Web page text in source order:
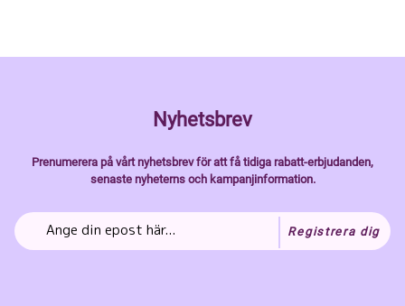
Nyhetsbrev
Prenumerera på vårt nyhetsbrev för att få tidiga rabatt-erbjudanden,
senaste nyheterns och kampanjinformation.
Registrera dig